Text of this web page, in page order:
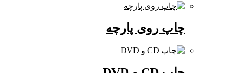
چاپ روی پارچه